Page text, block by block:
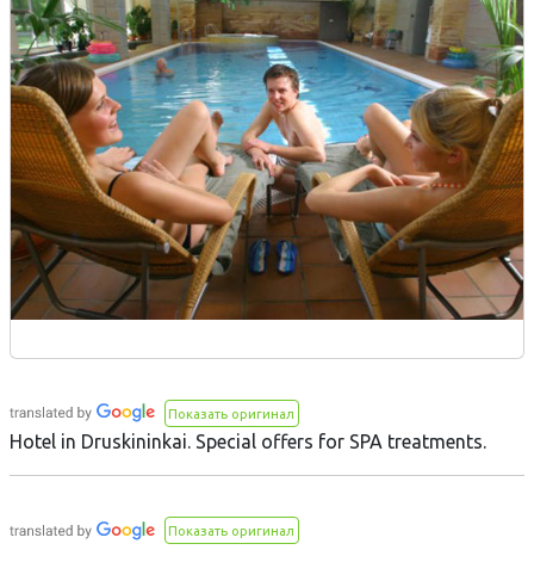
Показать оригинал
Hotel in Druskininkai. Special offers for SPA treatments.
Показать оригинал